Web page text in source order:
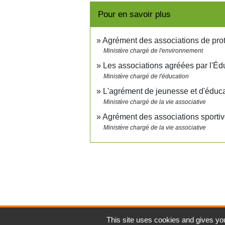
Pour en savoir plus
Agrément des associations de
Ministère chargé de l'environnement
Les associations agréées par
Ministère chargé de l'éducation
L'agrément de jeunesse et
Ministère chargé de la vie associative
Agrément des associations
Ministère chargé de la vie associative
This site uses cookies and gives